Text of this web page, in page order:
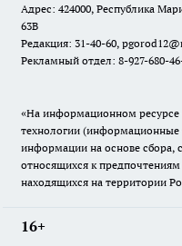
Адрес: 424000, Республика
63В
Редакция: 31-40-60,
Рекламный отдел: 8-927-680-
«На информационном
технологии (информационные
информации на основе сбора,
относящихся к
находящихся на территории
16+